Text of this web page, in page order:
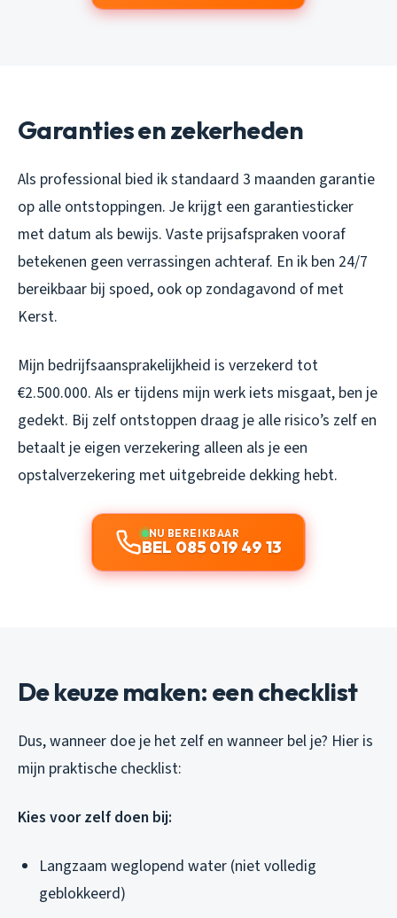
Garanties en zekerheden
Als professional bied ik standaard 3 maanden garantie
op alle ontstoppingen. Je krijgt een garantiesticker
met datum als bewijs. Vaste prijsafspraken vooraf
betekenen geen verrassingen achteraf. En ik ben 24/7
bereikbaar bij spoed, ook op zondagavond of met
Kerst.
Mijn bedrijfsaansprakelijkheid is verzekerd tot
€2.500.000. Als er tijdens mijn werk iets misgaat, ben je
gedekt. Bij zelf ontstoppen draag je alle risico’s zelf en
betaalt je eigen verzekering alleen als je een
opstalverzekering met uitgebreide dekking hebt.
NU BEREIKBAAR
BEL 085 019 49 13
De keuze maken: een checklist
Dus, wanneer doe je het zelf en wanneer bel je? Hier is
mijn praktische checklist:
Kies voor zelf doen bij:
Langzaam weglopend water (niet volledig
geblokkeerd)